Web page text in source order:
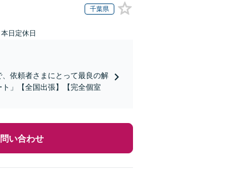
千葉県
日定休日
依頼者さまにとって最良の解
」【全国出張】【完全個室
い合わせ